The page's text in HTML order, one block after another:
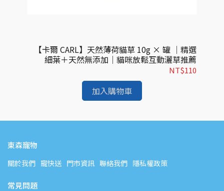
【卡爾 CARL】天然薄荷貓草 10g × 罐 ｜精選
細葉＋天然無添加｜貓咪放鬆互動灑草推薦
NT$110
加入購物車
東森寵物
關於我們 寵快送 門市資訊 聯絡我們 隱私權政策
常見問題